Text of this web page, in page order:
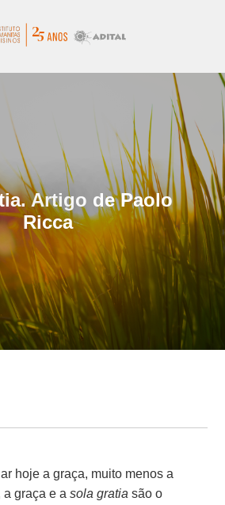
Artigo de Paolo
Ricca
hoje a graça, muito menos a
a graça e asola gratia são o